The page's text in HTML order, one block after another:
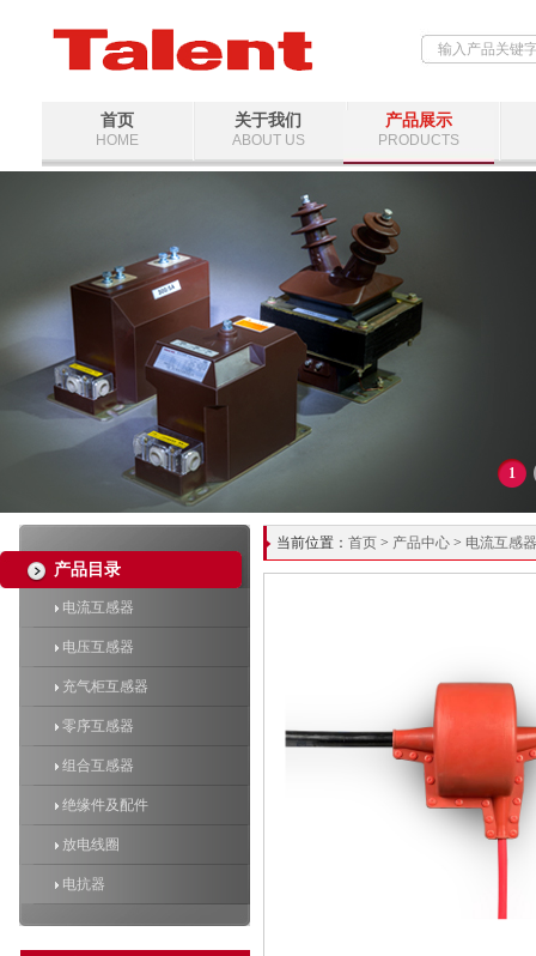
首页
HOME
关于我们
ABOUT US
产品展示
PRODUCTS
1
产品目录
电流互感器
电压互感器
充气柜互感器
零序互感器
组合互感器
绝缘件及配件
放电线圈
电抗器
当前位置： 首页 > 产品中心 > 电流互感器